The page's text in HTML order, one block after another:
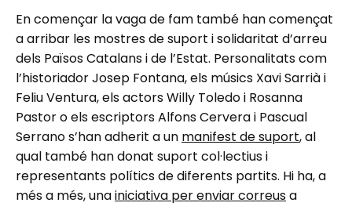
En començar la vaga de fam també han començat
a arribar les mostres de suport i solidaritat d’arreu
dels Països Catalans i de l’Estat. Personalitats com
l’historiador Josep Fontana, els músics Xavi Sarrià i
Feliu Ventura, els actors Willy Toledo i Rosanna
Pastor o els escriptors Alfons Cervera i Pascual
Serrano s’han adherit a un manifest de suport, al
qual també han donat suport col·lectius i
representants polítics de diferents partits. Hi ha, a
més a més, unainiciativa per enviar correusa